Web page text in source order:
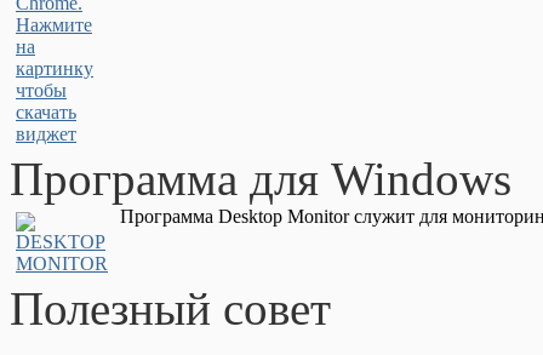
Программа для Windows
Программа Desktop Monitor служит для
Полезный совет